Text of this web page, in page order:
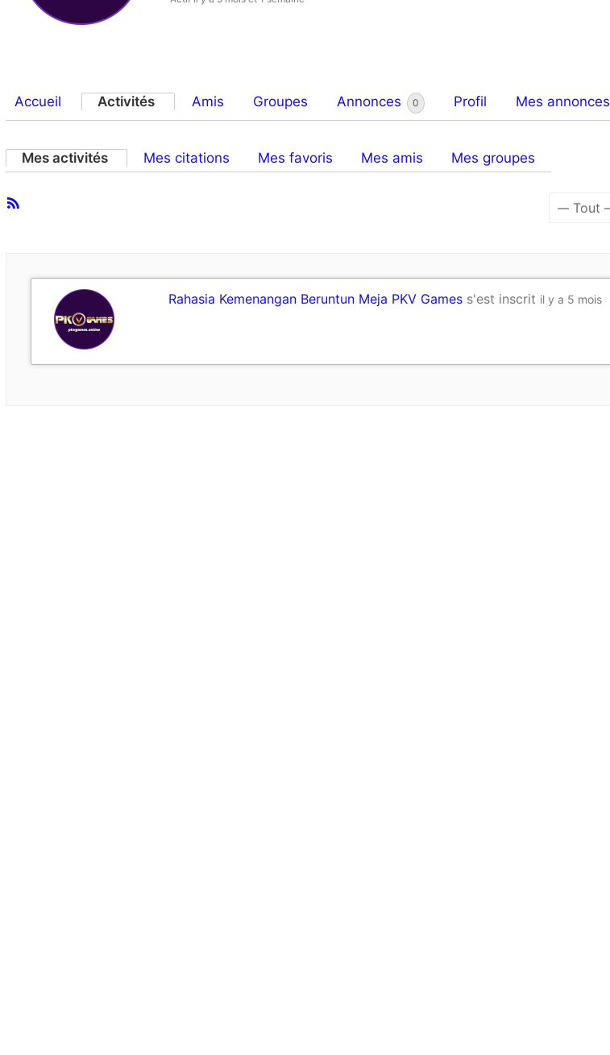
Accueil Activités Amis Groupes Annonces 0 Profil Mes annonces
Mes activités Mes citations Mes favoris Mes amis Mes groupes
membre
Rahasia Kemenangan Beruntun Meja PKV Gamess'est inscrit il y a 5 mois